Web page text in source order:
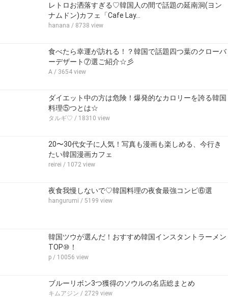
レトロお洒落すぎる♡韓国人の間で話題の延南洞(ヨン
ナムドン)カフェ「Cafe Lay…
hanana / 8738 view
食べたら幸運が訪れる！？韓国で話題四つ葉のクローバ
ーデザート⑦選ご紹介☆彡
A / 3654 view
ダイエット中の方は危険！爆発的なカロリーを誇る韓国
料理⑤つとは☆
タルギ♡ / 18310 view
20〜30代女子に人気！写真も漫画も楽しめる、今行き
たい韓国漫画カフェ
reirei / 1072 view
夜食我慢しないで♡韓国料理の夜食最強コンビ⑥選
hangurumi / 5199 view
韓国ツウが選んだ！おすすめ韓国インスタントラーメン
TOP⑩！
p / 10056 view
ブルーリボン3つ獲得のソウルの名店総まとめ
キムアジン / 2729 view